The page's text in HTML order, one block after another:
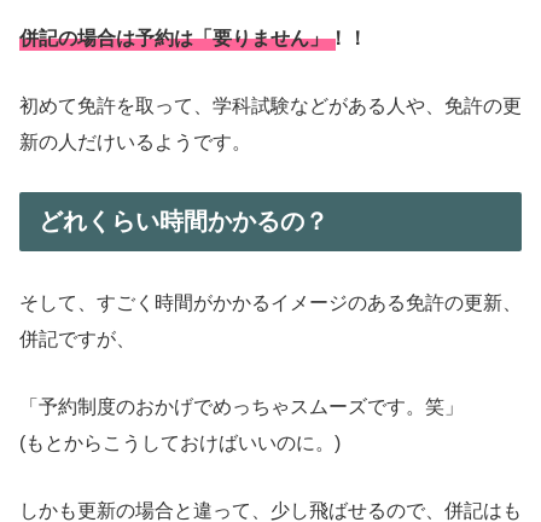
併記の場合は予約は「要りません」！！
初めて免許を取って、学科試験などがある人や、免許の更
新の人だけいるようです。
どれくらい時間かかるの？
そして、すごく時間がかかるイメージのある免許の更新、
併記ですが、
「予約制度のおかげでめっちゃスムーズです。笑」
(もとからこうしておけばいいのに。)
しかも更新の場合と違って、少し飛ばせるので、併記はも